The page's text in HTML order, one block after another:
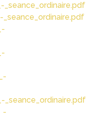
_seance_ordinaire.pdf
_seance_ordinaire.pdf